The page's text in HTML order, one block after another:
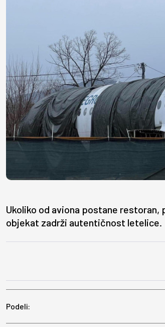
Ukoliko od aviona postane
objekat zadrži autentičnost letelice.
Podeli: